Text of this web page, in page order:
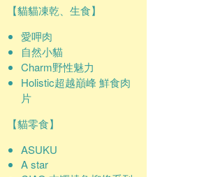
【貓貓凍乾、生食】
愛呷肉
自然小貓
Charm野性魅力
Holistic超越巔峰 鮮食肉
片
【貓零食】
ASUKU
A star